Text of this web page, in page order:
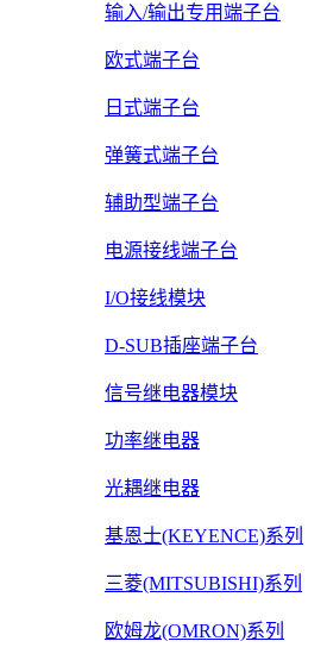
输入/输出专用端子台
欧式端子台
日式端子台
弹簧式端子台
辅助型端子台
电源接线端子台
I/O接线模块
D-SUB插座端子台
信号继电器模块
功率继电器
光耦继电器
基恩士(KEYENCE)系列
三菱(MITSUBISHI)系列
欧姆龙(OMRON)系列